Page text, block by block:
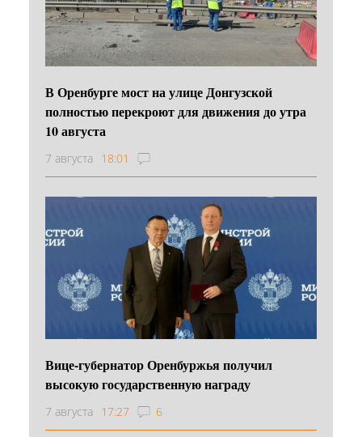
В Оренбурге мост на улице Донгузской
полностью перекроют для движения до утра
10 августа
7 августа 18:01
Вице-губернатор Оренбуржья получил
высокую государственную награду
7 августа 17:27 6